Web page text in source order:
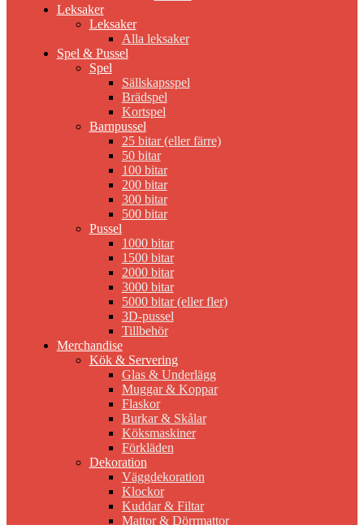
Leksaker
Leksaker
Alla leksaker
Spel & Pussel
Spel
Sällskapsspel
Brädspel
Kortspel
Barnpussel
25 bitar (eller färre)
50 bitar
100 bitar
200 bitar
300 bitar
500 bitar
Pussel
1000 bitar
1500 bitar
2000 bitar
3000 bitar
5000 bitar (eller fler)
3D-pussel
Tillbehör
Merchandise
Kök & Servering
Glas & Underlägg
Muggar & Koppar
Flaskor
Burkar & Skålar
Köksmaskiner
Förkläden
Dekoration
Väggdekoration
Klockor
Kuddar & Filtar
Mattor & Dörrmattor